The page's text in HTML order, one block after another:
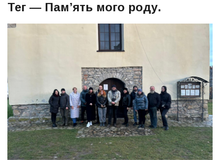
Тег — Пам’ять мого роду.